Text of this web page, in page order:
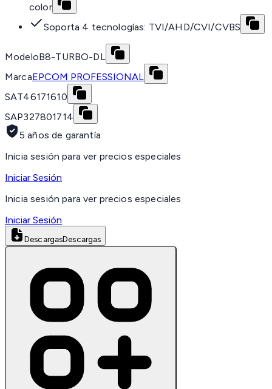
color
Soporta 4 tecnologías: TVI/AHD/CVI/CVBS
ModeloB8-TURBO-DL
MarcaEPCOM PROFESSIONAL
SAT46171610
SAP327801714
5 años de garantía
Inicia sesión para ver precios especiales
Iniciar Sesión
Inicia sesión para ver precios especiales
Iniciar Sesión
DescargasDescargas